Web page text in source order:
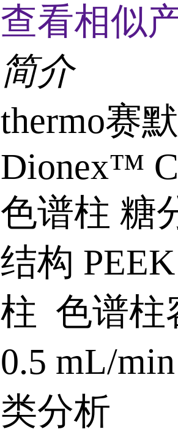
查看相似
简介
thermo赛
Dionex™
色谱柱 糖
结构
柱 色谱柱
0.5 mL/
类分析